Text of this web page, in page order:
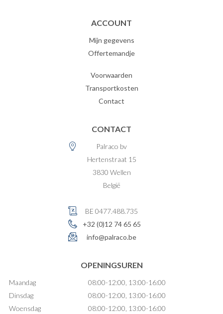
ACCOUNT
Mijn gegevens
Offertemandje
Voorwaarden
Transportkosten
Contact
CONTACT
Palraco bv
Hertenstraat 15
3830 Wellen
België
BE 0477.488.735
+32 (0)12 74 65 65
info@palraco.be
OPENINGSUREN
Maandag
08:00-12:00, 13:00-16:00
Dinsdag
08:00-12:00, 13:00-16:00
Woensdag
08:00-12:00, 13:00-16:00